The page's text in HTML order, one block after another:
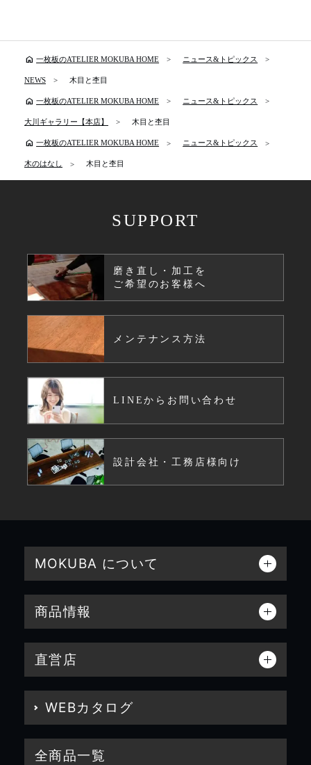
home 一枚板のATELIER MOKUBA HOME ニュース&トピックス
NEWS 木目と杢目
home 一枚板のATELIER MOKUBA HOME ニュース&トピックス
大川ギャラリー【本店】 木目と杢目
home 一枚板のATELIER MOKUBA HOME ニュース&トピックス
木のはなし 木目と杢目
SUPPORT
磨き直し・加工を
ご希望のお客様へ
メンテナンス方法
LINEからお問い合わせ
設計会社・工務店様向け
MOKUBA について
商品情報
直営店
WEBカタログ
全商品一覧